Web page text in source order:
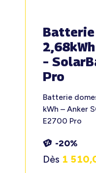
–
Pro
Batterie
kWh – Anker
E2700 Pro
-20%
Dès 1